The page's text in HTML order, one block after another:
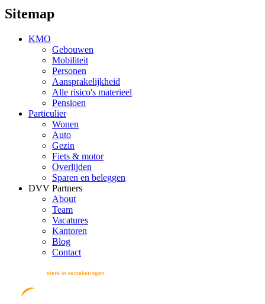
Sitemap
KMO
Gebouwen
Mobiliteit
Personen
Aansprakelijkheid
Alle risico's materieel
Pensioen
Particulier
Wonen
Auto
Gezin
Fiets & motor
Overlijden
Sparen en beleggen
DVV Partners
About
Team
Vacatures
Kantoren
Blog
Contact